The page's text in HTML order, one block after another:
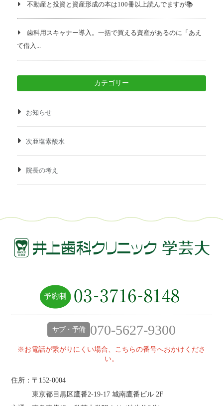
不動産と投資と資産形成の本は100冊以上読んでますが📚️
歯科用スキャナー導入。一括で買える資産があるのに「あえ
て借入...
カテゴリー
お知らせ
次亜塩素酸水
院長の考え
サブ・予備 070-5627-9300
※お電話が繋がりにくい場合、こちらの番号へおかけくださ
い。
住所：〒152-0004
東京都目黒区鷹番2‐19‐17 城南鷹番ビル 2F